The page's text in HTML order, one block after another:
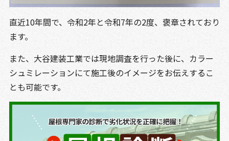
直近10年間で、令和2年と令和7年の2度、褒章されており
ます。
また、大谷建装工業では現地調査を行った後に、カラー
シュミレーションにて施工後のイメージをお伝えするこ
とも可能です。